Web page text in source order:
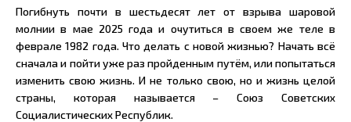
Погибнуть почти в шестьдесят лет от взрыва шаровой
молнии в мае 2025 года и очутиться в своем же теле в
феврале 1982 года. Что делать с новой жизнью? Начать всё
сначала и пойти уже раз пройденным путём, или попытаться
изменить свою жизнь. И не только свою, но и жизнь целой
страны, которая называется – Союз Советских
Социалистических Республик.